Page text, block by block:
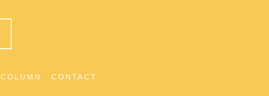
COLUMN CONTACT